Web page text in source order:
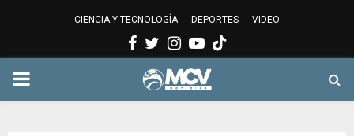
CIENCIA Y TECNOLOGÍA DEPORTES VIDEO
Facebook
Twitter
Instagram
Youtube
PRIMARY